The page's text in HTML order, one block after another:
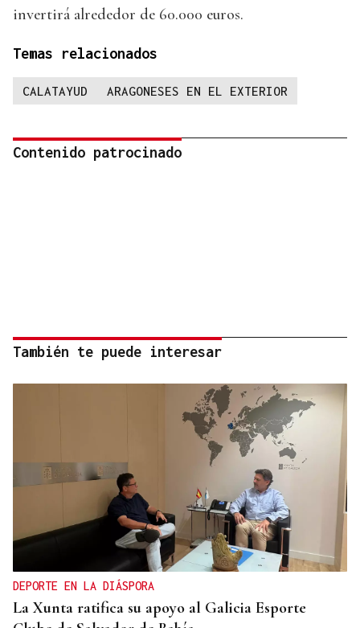
invertirá alrededor de 60.000 euros.
Temas relacionados
CALATAYUD ARAGONESES EN EL EXTERIOR
Contenido patrocinado
También te puede interesar
DEPORTE EN LA DIÁSPORA
La Xunta ratifica su apoyo al Galicia Esporte